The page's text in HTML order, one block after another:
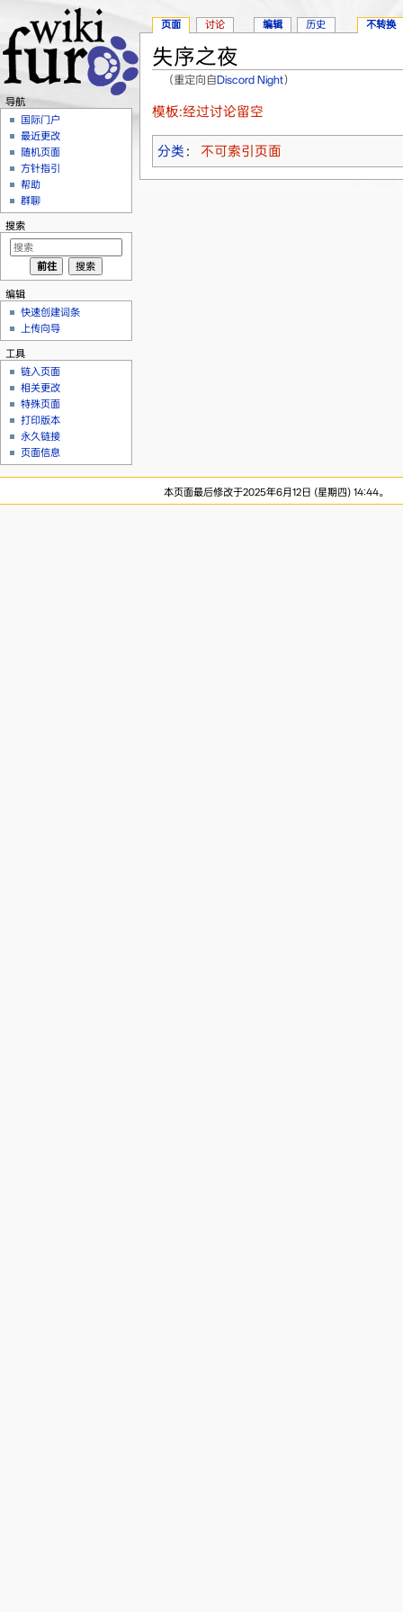
失序之夜
（重定向自Discord Night）
模板:经过讨论留空
分类 ： 不可索引页面
页面 讨论 编辑 历史 不转换
导航
国际门户
最近更改
随机页面
方针指引
帮助
群聊
搜索
编辑
快速创建词条
上传向导
工具
链入页面
相关更改
特殊页面
打印版本
永久链接
页面信息
本页面最后修改于2025年6月12日 (星期四) 14:44。